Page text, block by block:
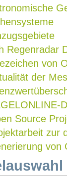
Regenradar
von
der
Source
zur
von